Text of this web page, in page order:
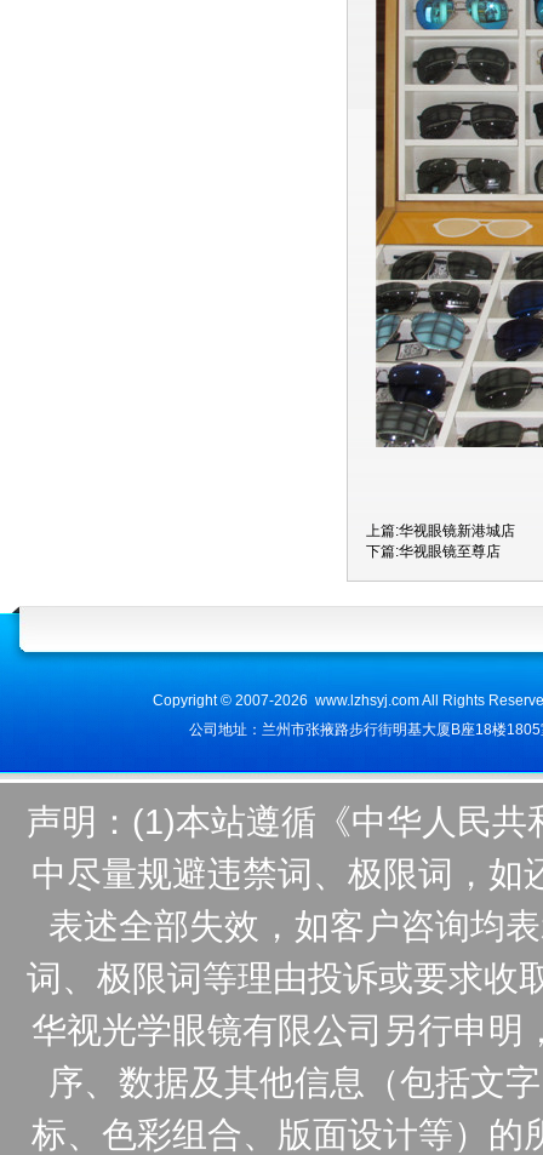
上篇:华视眼镜新港城店
下篇:华视眼镜至尊店
Copyright © 2007-2026 www.lzhsyj.com All Rights
公司地址：兰州市张掖路步行街明基大厦B座18楼
声明：(1)本站遵循《中华人民
中尽量规避违禁词、极限词，
表述全部失效，如客户咨询均
词、极限词等理由投诉或要求收
华视光学眼镜有限公司另行申明
序、数据及其他信息（包括文
标、色彩组合、版面设计等）的